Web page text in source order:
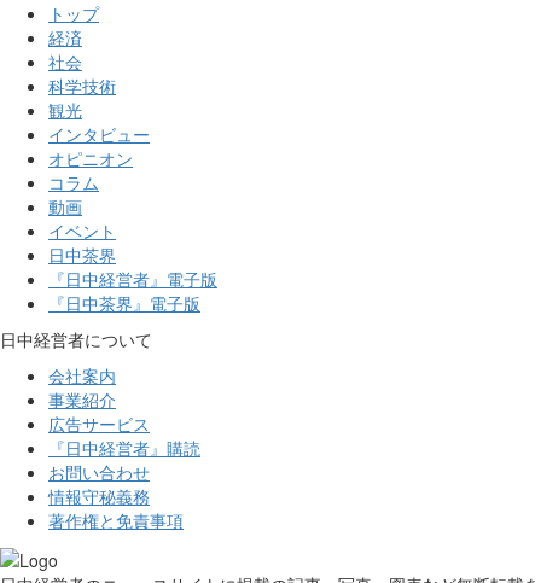
トップ
経済
社会
科学技術
観光
インタビュー
オピニオン
コラム
動画
イベント
日中茶界
『日中経営者』電子版
『日中茶界』電子版
日中経営者について
会社案内
事業紹介
広告サービス
『日中経営者』購読
お問い合わせ
情報守秘義務
著作権と免責事項